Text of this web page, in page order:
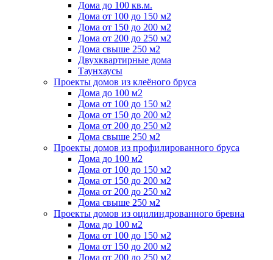
Дома до 100 кв.м.
Дома от 100 до 150 м2
Дома от 150 до 200 м2
Дома от 200 до 250 м2
Дома свыше 250 м2
Двухквартирные дома
Таунхаусы
Проекты домов из клеёного бруса
Дома до 100 м2
Дома от 100 до 150 м2
Дома от 150 до 200 м2
Дома от 200 до 250 м2
Дома свыше 250 м2
Проекты домов из профилированного бруса
Дома до 100 м2
Дома от 100 до 150 м2
Дома от 150 до 200 м2
Дома от 200 до 250 м2
Дома свыше 250 м2
Проекты домов из оцилиндрованного бревна
Дома до 100 м2
Дома от 100 до 150 м2
Дома от 150 до 200 м2
Дома от 200 до 250 м2